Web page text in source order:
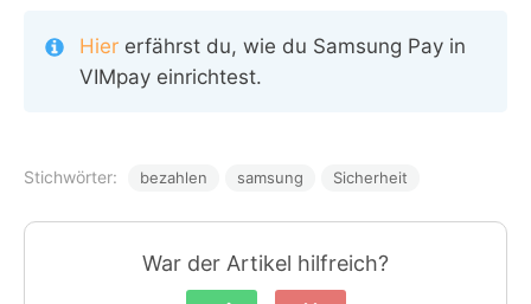
Hiererfährst du, wie du Samsung Pay in
VIMpay einrichtest.
Stichwörter: bezahlen samsung Sicherheit
War der Artikel hilfreich?